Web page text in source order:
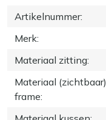
Artikelnummer:
Merk:
Materiaal zitting:
Materiaal (zichtbaar)
frame: